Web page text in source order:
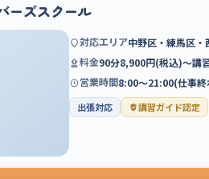
ーズスクール
対応エリア中野区・練馬区・
料金90分8,900円(税込)～講
営業時間8:00～21:00(仕事
出張対応 講習ガイド認定